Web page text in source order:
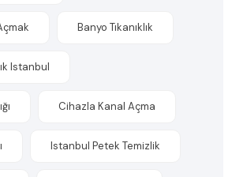
Banyo Tıkanıklık
Istanbul
Cihazla Kanal Açma
Istanbul Petek Temizlik